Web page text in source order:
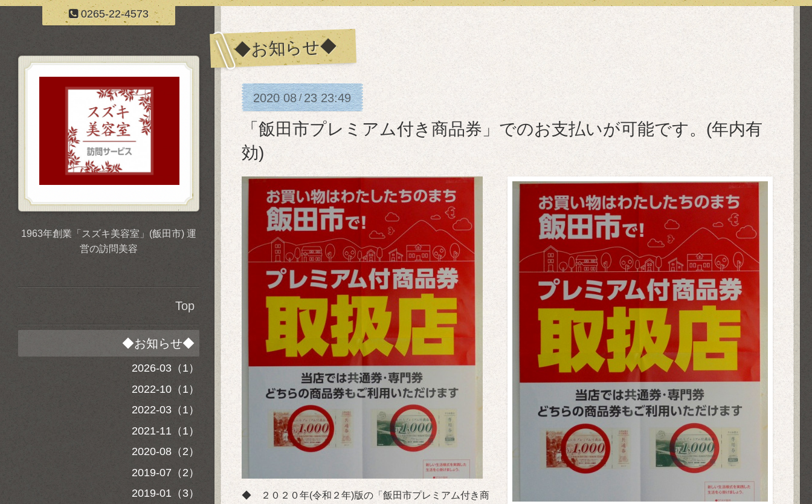
0265-22-4573
◆お知らせ◆
2020 08/ 23 23:49
「飯田市プレミアム付き商品券」でのお支払いが可能です。(年内有
効)
◆ ２０２０年(令和２年)版の「飯田市プレミアム付き商
1963年創業「スズキ美容室」(飯田市) 運
営の訪問美容
Top
◆お知らせ◆
2026-03（1）
2022-10（1）
2022-03（1）
2021-11（1）
2020-08（2）
2019-07（2）
2019-01（3）